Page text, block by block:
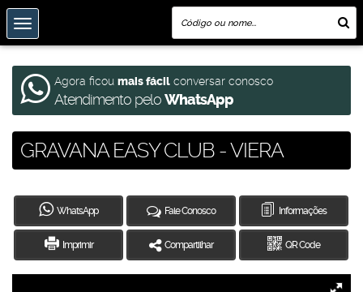
Agora ficou mais fácil conversar conosco
Atendimento peloWhatsApp
GRAVANA EASY CLUB - VIERA
WhatsApp Fale Conosco Informações
Imprimir Compartilhar QR Code